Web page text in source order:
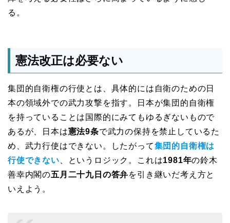
る。
憲法改正は必要ない
集団的自衛権の行使とは、具体的には自衛のための日
本の領域外での武力攻撃を指す。日本が集団的自衛権
を持っていることは国際的にみてもゆるぎないもので
あるが、日本は憲法9条で武力の保持を禁止しているた
め、武力行使はできない。したがって集団的自衛権は
行使できない 、というロジック。これは1981年の鈴木
善幸内閣の五月二十九日の答弁を引き継いだ考え方と
いえよう。